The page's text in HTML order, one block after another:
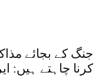
جنگ کے بجائے
کرنا چاہتے ہیں: